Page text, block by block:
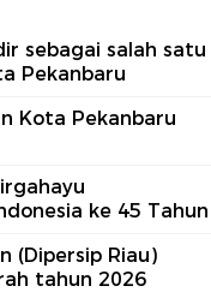
sebagai salah satu
Pekanbaru
Kota Pekanbaru
ke 45 Tahun
(Dipersip Riau)
tahun 2026